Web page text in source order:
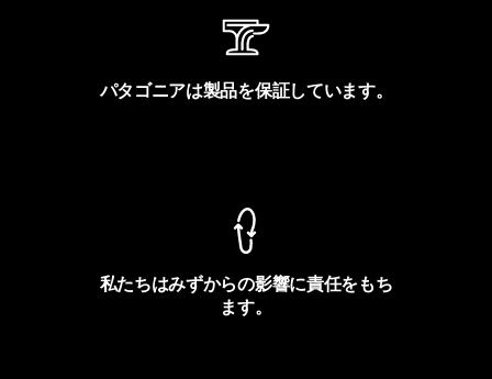
パタゴニアは製品を保証しています。
私たちはみずからの影響に責任をもち
ます。